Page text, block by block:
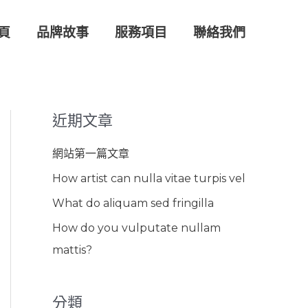
品牌故事 服務項目 聯絡我們
近期文章
網站第一篇文章
How artist can nulla vitae turpis vel
What do aliquam sed fringilla
How do you vulputate nullam
mattis?
分類